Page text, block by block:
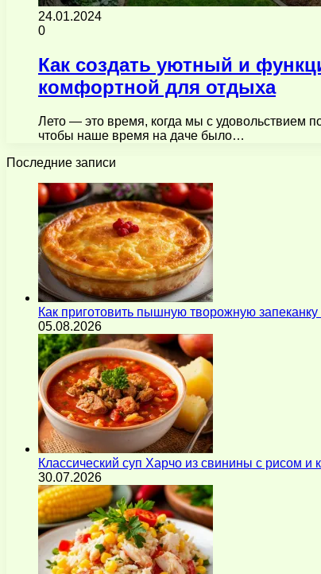
24.01.2024
0
Как создать уютный и
комфортной для отдыха
Лето — это время, когда мы с удовольствием
чтобы наше время на даче было…
Последние записи
Как приготовить пышную творожную запеканку
05.08.2026
Классический суп Харчо из свинины с рисом и
30.07.2026